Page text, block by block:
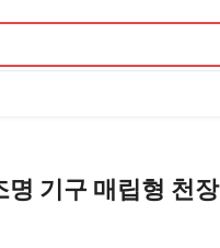
명 기구 매립형 천장